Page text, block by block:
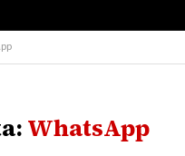
WhatsApp